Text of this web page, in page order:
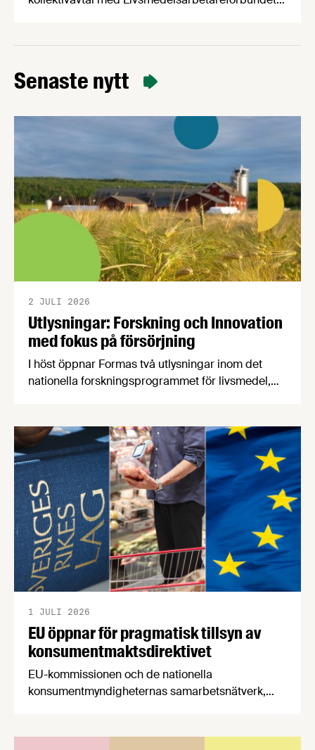
nu i april går vi igenom förändringar i
ställa frågor. Träffarna anordnas på sju orter runt
Senaste nytt
Utlysningar: Forskning och Innovation
med fokus på försörjning
2 JULI 2026
I höst öppnar Formas två utlysningar inom det
nationella forskningsprogrammet för livsmedel,
en motståndskraftig livsmedelsförsörjning", och
båda syftar till att bana väg för innovationer som
stärker Sveriges livsmedelsförsörjning.
EU öppnar för pragmatisk tillsyn av
konsumentmaktsdirektivet
1 JULI 2026
EU-kommissionen och de nationella
konsumentmyndigheternas samarbetsnätverk,
konsumentmaktsdirektivet. Livsmedelsföretagen